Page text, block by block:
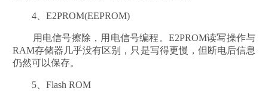
4、E2PROM(EEPROM)
用电信号擦除，用电信号编程。E2PROM读写操作与
RAM存储器几乎没有区别，只是写得更慢，但断电后信息
仍然可以保存。
5、Flash ROM